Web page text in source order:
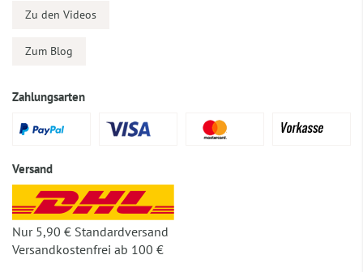
Zu den Videos
Zum Blog
Zahlungsarten
Versand
Nur 5,90 € Standardversand
Versandkostenfrei ab 100 €